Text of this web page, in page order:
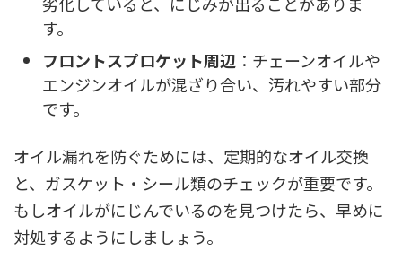
す。
フロントスプロケット周辺 ：チェーンオイルや
エンジンオイルが混ざり合い、汚れやすい部分
です。
オイル漏れを防ぐためには、定期的なオイル交換
と、ガスケット・シール類のチェックが重要です。
もしオイルがにじんでいるのを見つけたら、早めに
対処するようにしましょう。